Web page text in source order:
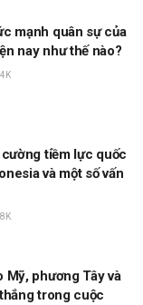
mạnh quân sự của
nay như thế nào?
tiềm lực quốc
và một số vấn
Mỹ, phương Tây và
trong cuộc